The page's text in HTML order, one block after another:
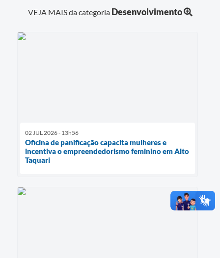
VEJA MAIS da categoria Desenvolvimento
02 JUL 2026 - 13h56
Oficina de panificação capacita mulheres e
incentiva o empreendedorismo feminino em Alto
Taquari